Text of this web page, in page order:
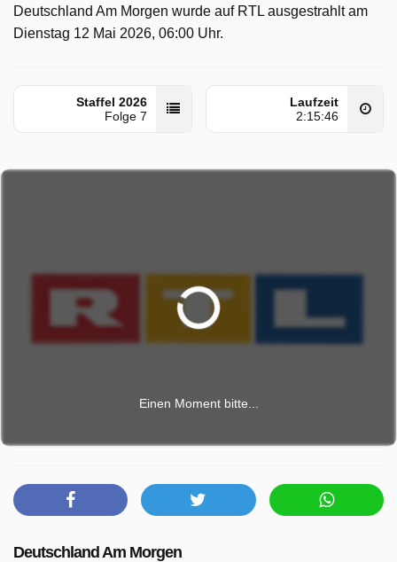
Deutschland Am Morgen wurde auf RTL ausgestrahlt am
Dienstag 12 Mai 2026, 06:00 Uhr.
Staffel 2026
Folge 7
Laufzeit
2:15:46
Einen Moment bitte...
Deutschland Am Morgen